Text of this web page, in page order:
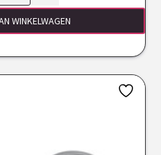
WINKELWAGEN